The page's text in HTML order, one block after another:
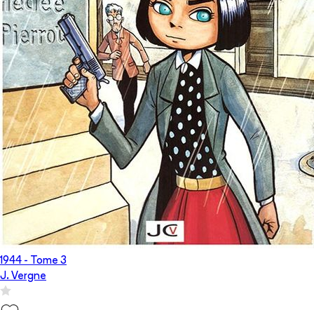
1944 - Tome 3
J. Vergne